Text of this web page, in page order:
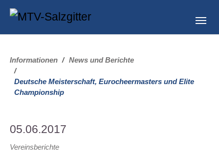
Skip to main content
Skip to page footer
Informationen News und Berichte
Deutsche Meisterschaft, Eurocheermasters und Elite
Championship
05.06.2017
Vereinsberichte